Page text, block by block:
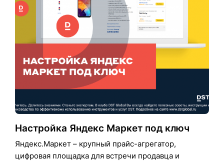
Настройка Яндекс Маркет под ключ
Яндекс.Маркет – крупный прайс-агрегатор,
цифровая площадка для встречи продавца и